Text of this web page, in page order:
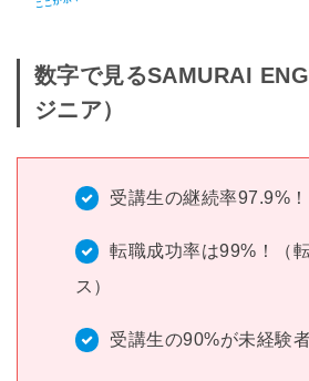
数字で見るSAMURAI
ジニア）
受講生の継続率97.9%！
転職成功率は99%！（
ス）
受講生の90%が未経験者